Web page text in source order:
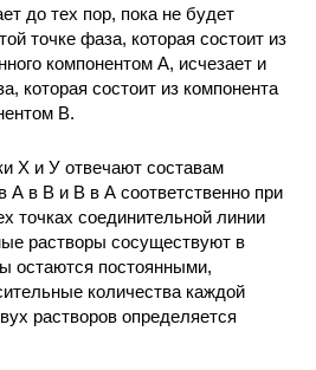
до тех пор, пока не будет
точке фаза, которая состоит из
компонентом А, исчезает и
которая состоит из компонента
В.
X и У отвечают составам
А в В и В в А соответственно при
точках соединительной линии
растворы сосуществуют в
остаются постоянными,
количества каждой
растворов определяется